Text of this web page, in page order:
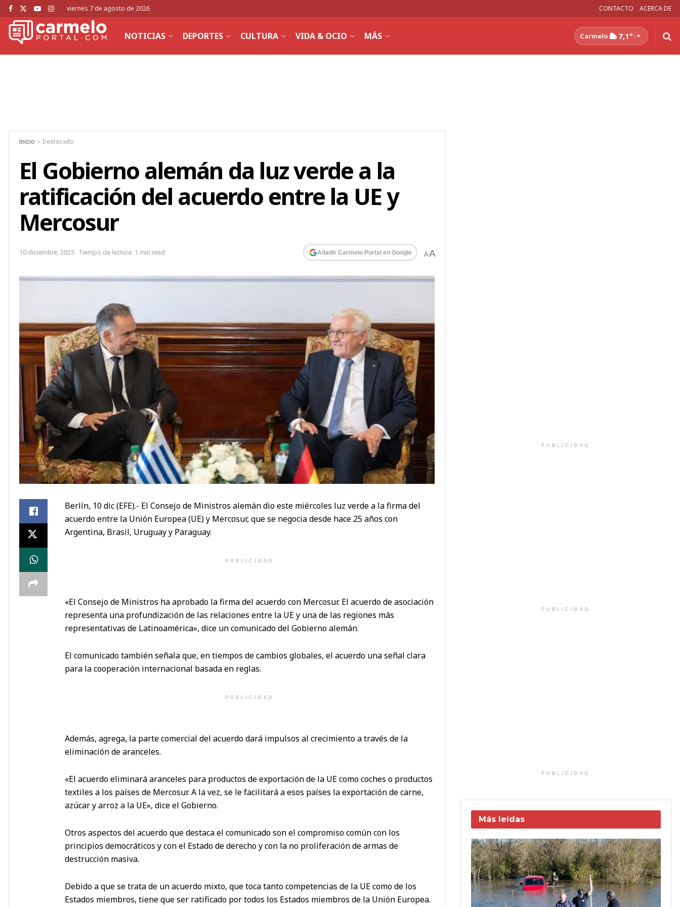
viernes 7 de agosto de 2026 CONTACTO ACERCA DE
NOTICIAS DEPORTES CULTURA VIDA & OCIO MÁS Carmelo 7,1°↓
Inicio Destacado
El Gobierno alemán da luz verde a la
ratificación del acuerdo entre la UE y
Mercosur
10 diciembre, 2025 Tiempo de lectura: 1 min read Añadir Carmelo Portal en Google AA
Berlín, 10 dic (EFE).- El Consejo de Ministros alemán dio este miércoles luz verde a la firma del
acuerdo entre la Unión Europea (UE) y Mercosur, que se negocia desde hace 25 años con
Argentina, Brasil, Uruguay y Paraguay.
PUBLICIDAD
«El Consejo de Ministros ha aprobado la firma del acuerdo con Mercosur. El acuerdo de asociación
representa una profundización de las relaciones entre la UE y una de las regiones más
representativas de Latinoamérica», dice un comunicado del Gobierno alemán.
El comunicado también señala que, en tiempos de cambios globales, el acuerdo una señal clara
para la cooperación internacional basada en reglas.
PUBLICIDAD
Además, agrega, la parte comercial del acuerdo dará impulsos al crecimiento a través de la
eliminación de aranceles.
«El acuerdo eliminará aranceles para productos de exportación de la UE como coches o productos
textiles a los países de Mercosur. A la vez, se le facilitará a esos países la exportación de carne,
azúcar y arroz a la UE», dice el Gobierno.
Otros aspectos del acuerdo que destaca el comunicado son el compromiso común con los
principios democráticos y con el Estado de derecho y con la no proliferación de armas de
destrucción masiva.
Debido a que se trata de un acuerdo mixto, que toca tanto competencias de la UE como de los
Estados miembros, tiene que ser ratificado por todos los Estados miembros de la Unión Europea.
PUBLICIDAD
PUBLICIDAD
PUBLICIDAD
Más leídas